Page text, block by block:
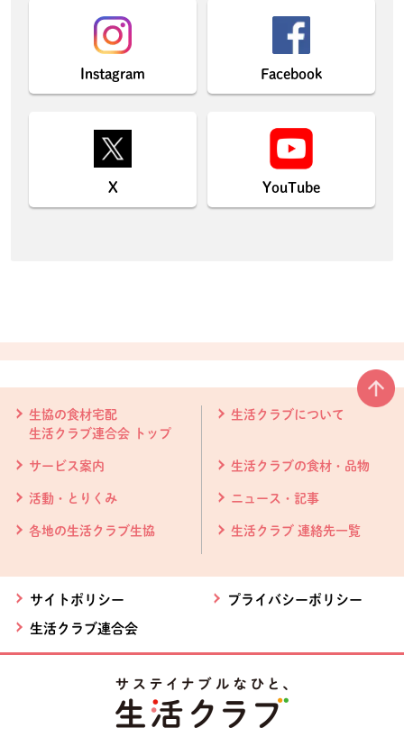
Instagram Facebook
X YouTube
生協の食材宅配
生活クラブ連合会 トップ
生活クラブについて
サービス案内 生活クラブの食材・品物
活動・とりくみ ニュース・記事
各地の生活クラブ生協 生活クラブ 連絡先一覧
サイトポリシー プライバシーポリシー
生活クラブ連合会